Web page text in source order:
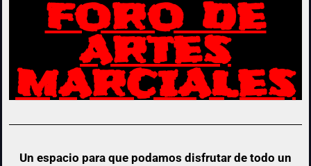
FORO DE
ARTES
MARCIALES
Un espacio para que podamos disfrutar de todo un